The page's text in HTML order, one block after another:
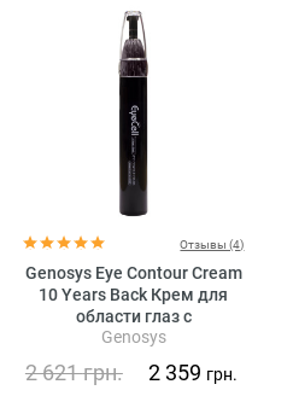
Отзывы (4)
Genosys Eye Contour Cream
10 Years Back Крем для
области глаз с
растительными стволовыми
Genosys
2 621грн. 2 359 грн.